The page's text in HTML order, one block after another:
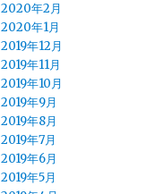
2020年2月
2020年1月
2019年12月
2019年11月
2019年10月
2019年9月
2019年8月
2019年7月
2019年6月
2019年5月